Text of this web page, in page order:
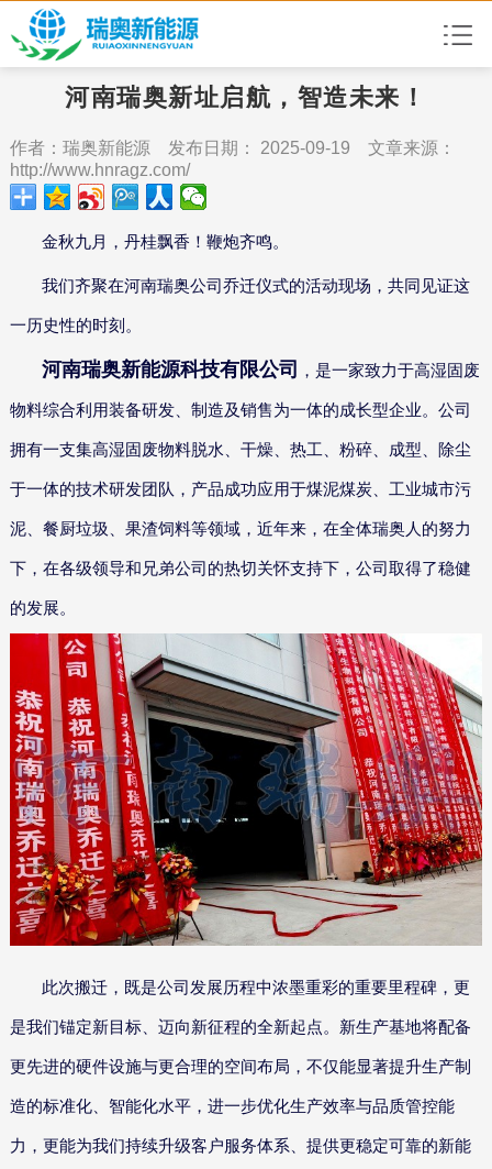
河南瑞奥新址启航，智造未来！
作者：瑞奥新能源 发布日期： 2025-09-19 文章来源：
http://www.hnragz.com/
金秋九月，丹桂飘香！鞭炮齐鸣。
我们齐聚在河南瑞奥公司乔迁仪式的活动现场，共同见证这
一历史性的时刻。
河南瑞奥新能源科技有限公司 ，是一家致力于高湿固废
物料综合利用装备研发、制造及销售为一体的成长型企业。公司
拥有一支集高湿固废物料脱水、干燥、热工、粉碎、成型、除尘
于一体的技术研发团队，产品成功应用于煤泥煤炭、工业城市污
泥、餐厨垃圾、果渣饲料等领域，近年来，在全体瑞奥人的努力
下，在各级领导和兄弟公司的热切关怀支持下，公司取得了稳健
的发展。
此次搬迁，既是公司发展历程中浓墨重彩的重要里程碑，更
是我们锚定新目标、迈向新征程的全新起点。新生产基地将配备
更先进的硬件设施与更合理的空间布局，不仅能显著提升生产制
造的标准化、智能化水平，进一步优化生产效率与品质管控能
力，更能为我们持续升级客户服务体系、提供更稳定可靠的新能